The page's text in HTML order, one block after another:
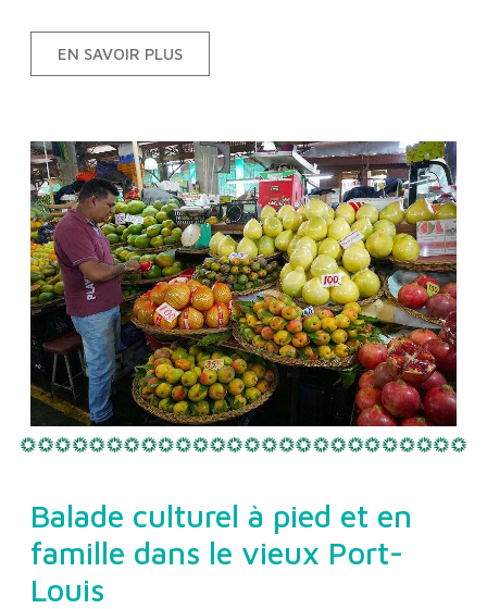
EN SAVOIR PLUS
Balade culturel à pied et en
famille dans le vieux Port-
Louis